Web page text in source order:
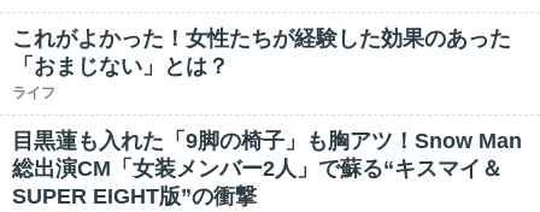
これがよかった！女性たちが経験した効果のあった
「おまじない」とは？
ライフ
目黒蓮も入れた「9脚の椅子」も胸アツ！Snow Man
総出演CM「女装メンバー2人」で蘇る“キスマイ＆
SUPER EIGHT版”の衝撃